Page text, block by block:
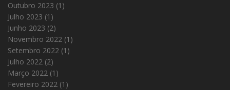
Outubro 2023 (1)
Julho 2023 (1)
Junho 2023 (2)
Novembro 2022 (1)
Setembro 2022 (1)
Julho 2022 (2)
Março 2022 (1)
Fevereiro 2022 (1)